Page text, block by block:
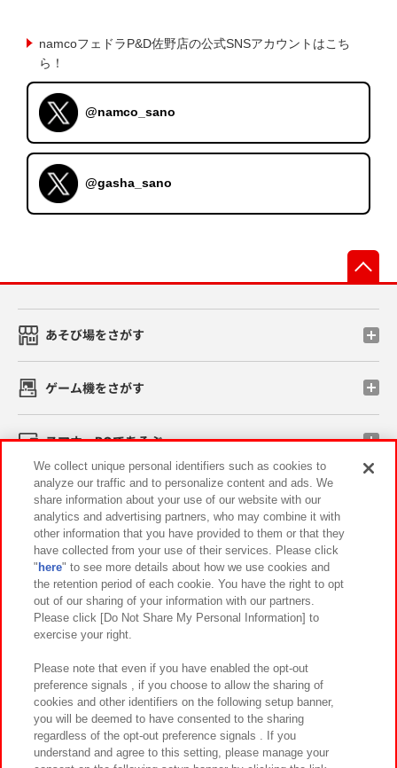
namcoフェドラP&D佐野店の公式SNSアカウントはこち
ら！
@namco_sano
@gasha_sano
あそび場をさがす
ゲーム機をさがす
スマホ・PCであそぶ
イベント・キャンペーン
関連会社 サステナビリティ サイトポリシー
プライバシーポリシー ウェブアクセシビリティ方針と検証結果
お取引先さまとともに
カスタマーハラスメント対応方針 よくあるご質問・お問い合わせ
We collect unique personal identifiers such as cookies to
analyze our traffic and to personalize content and ads. We
share information about your use of our website with our
analytics and advertising partners, who may combine it with
other information that you have provided to them or that they
have collected from your use of their services. Please click
" here" to see more details about how we use cookies and
the retention period of each cookie. You have the right to opt
out of our sharing of your information with our partners.
Please click [Do Not Share My Personal Information] to
exercise your right.
Please note that even if you have enabled the opt-out
preference signals , if you choose to allow the sharing of
cookies and other identifiers on the following setup banner,
you will be deemed to have consented to the sharing
regardless of the opt-out preference signals . If you
understand and agree to this setting, please manage your